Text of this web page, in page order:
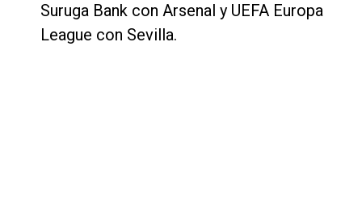
Suruga Bank con Arsenal y UEFA Europa
League con Sevilla.